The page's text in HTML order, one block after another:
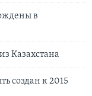
в
Казахстана
создан к 2015